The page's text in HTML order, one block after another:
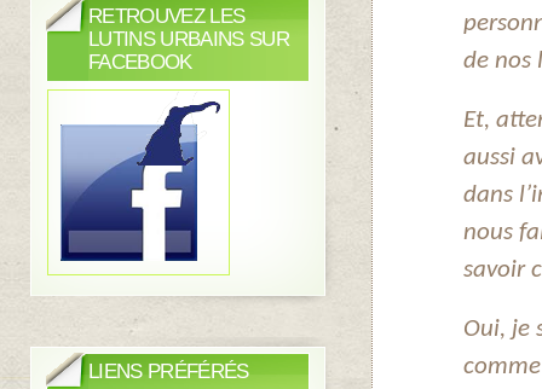
de nos
Et,
aussi
dans
nous
savoir
Oui, je
RETROUVEZ LES
LUTINS URBAINS SUR
FACEBOOK
LIENS PRÉFÉRÉS